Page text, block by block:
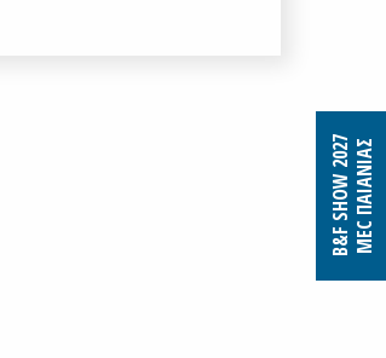
B&F SHOW 2027MEC ΠΑΙΑΝΙΑΣ